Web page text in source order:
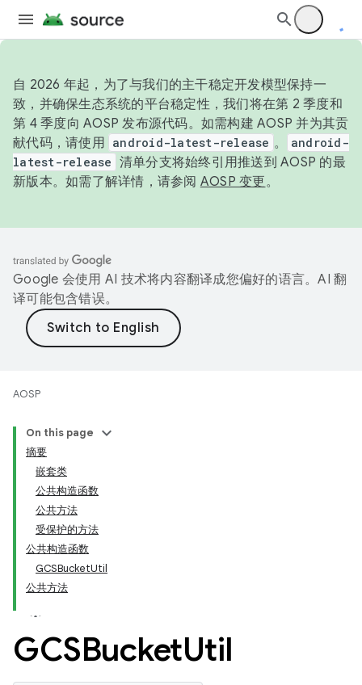
自 2026 年起，为了与我们的主干稳定开发模型保持一
致，并确保生态系统的平台稳定性，我们将在第 2 季度和
第 4 季度向 AOSP 发布源代码。如需构建 AOSP 并为其贡
献代码，请使用 android-latest-release 。
android-
latest-release 清单分支将始终引用推送到 AOSP 的最
新版本。如需了解详情，请参阅 AOSP 变更。
Google 会使用 AI 技术将内容翻译成您偏好的语言。AI 翻
译可能包含错误。
AOSP
On this page
摘要
嵌套类
公共构造函数
公共方法
受保护的方法
公共构造函数
GCSBucketUtil
公共方法
GCSBucketUtil